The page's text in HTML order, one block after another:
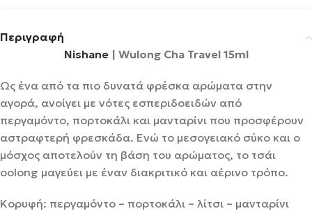
Περιγραφή
Nishane| Wulong Cha Travel 15ml
Ως ένα από τα πιο δυνατά φρέσκα αρώματα στην
αγορά, ανοίγει με νότες εσπεριδοειδών από
περγαμόντο, πορτοκάλι και μανταρίνι που προσφέρουν
αστραφτερή φρεσκάδα. Ενώ το μεσογειακό σύκο και ο
μόσχος αποτελούν τη βάση του αρώματος, το τσάι
oolong μαγεύει με έναν διακριτικό και αέρινο τρόπο.
Κορυφή: περγαμόντο – πορτοκάλι – λίτσι – μανταρίνι